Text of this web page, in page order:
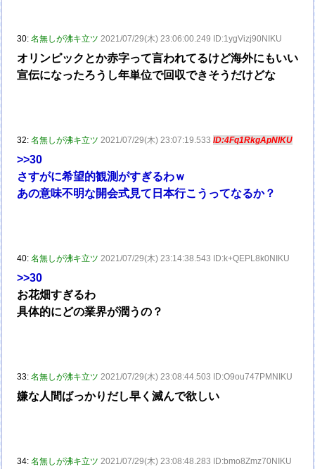
30:名無しが沸キ立ツ 2021/07/29(木) 23:06:00.249 ID:1ygVizj90NIKU
オリンピックとか赤字って言われてるけど海外にもいい
宣伝になったろうし年単位で回収できそうだけどな
32:名無しが沸キ立ツ 2021/07/29(木) 23:07:19.533ID:4Fq1RkgApNIKU
>>30
さすがに希望的観測がすぎるわｗ
あの意味不明な開会式見て日本行こうってなるか？
40:名無しが沸キ立ツ 2021/07/29(木) 23:14:38.543 ID:k+QEPL8k0NIKU
>>30
お花畑すぎるわ
具体的にどの業界が潤うの？
33:名無しが沸キ立ツ 2021/07/29(木) 23:08:44.503 ID:O9ou747PMNIKU
嫌な人間ばっかりだし早く滅んで欲しい
34:名無しが沸キ立ツ 2021/07/29(木) 23:08:48.283 ID:bmo8Zmz70NIKU